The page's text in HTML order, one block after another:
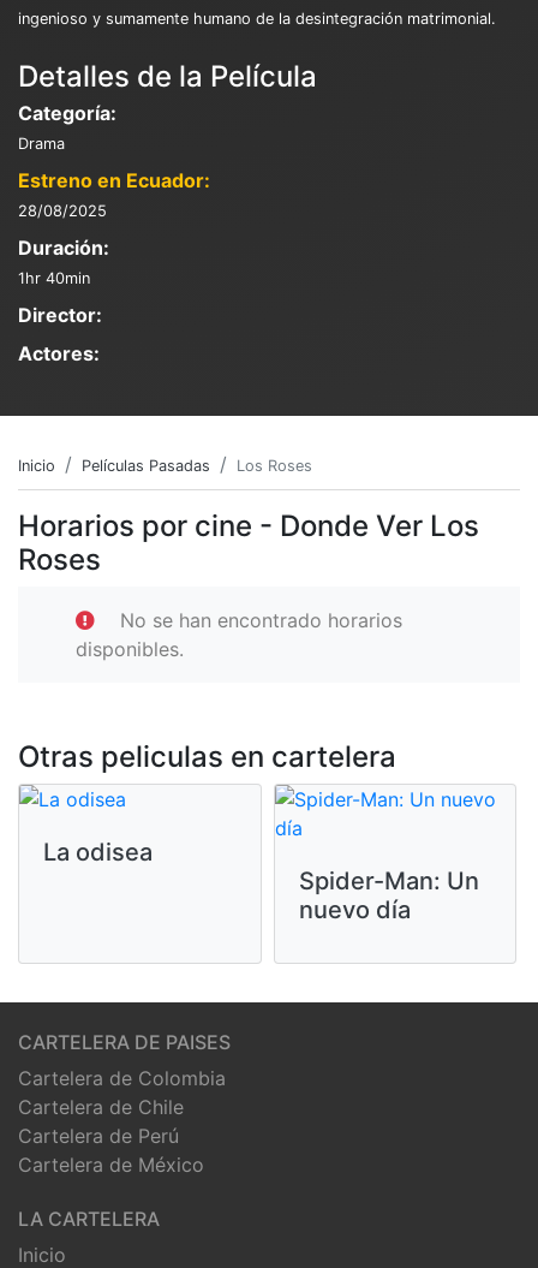
ingenioso y sumamente humano de la desintegración matrimonial.
Detalles de la Película
Categoría:
Drama
Estreno en Ecuador:
28/08/2025
Duración:
1hr 40min
Director:
Actores:
Inicio Películas Pasadas Los Roses
Horarios por cine - Donde Ver Los
Roses
No se han encontrado horarios
disponibles.
Otras peliculas en cartelera
La odisea
Spider-Man: Un
nuevo día
CARTELERA DE PAISES
Cartelera de Colombia
Cartelera de Chile
Cartelera de Perú
Cartelera de México
LA CARTELERA
Inicio